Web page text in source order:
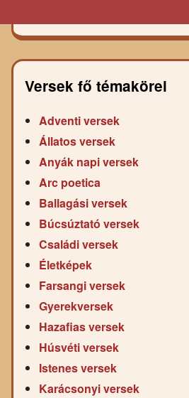
Versek fő témakörei
Adventi versek
Állatos versek
Anyák napi versek
Arc poetica
Ballagási versek
Búcsúztató versek
Családi versek
Életképek
Farsangi versek
Gyerekversek
Hazafias versek
Húsvéti versek
Istenes versek
Karácsonyi versek